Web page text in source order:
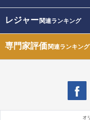
レジャー関連ランキング
専門家評価関連ランキング
オ